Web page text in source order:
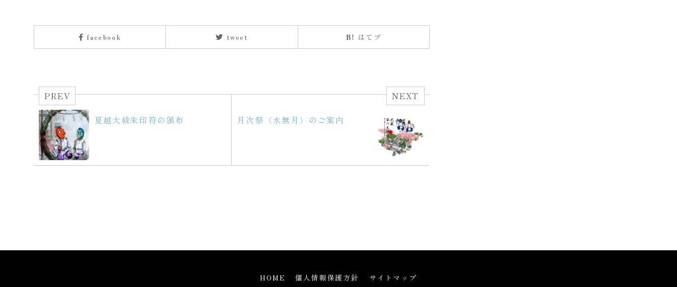
facebook tweet はてブ
PREV
夏越大祓朱印符の頒布
NEXT
月次祭（水無月）のご案内
HOME 個人情報保護方針 サイトマップ